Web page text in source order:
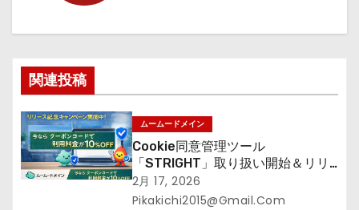
シ
ョ
ン
関連投稿
ムームードメイン
Cookie同意管理ツール
「STRIGHT」取り扱い開始＆リリ
ース記念キャンペーン【ムームード
メイン】
2月 17, 2026
Pikakichi2015@gmail.com